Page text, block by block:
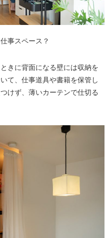
事スペース？
きに背面になる壁には収納を
て、仕事道具や書籍を保管し
けず、薄いカーテンで仕切る